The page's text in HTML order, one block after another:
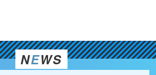
NEWS